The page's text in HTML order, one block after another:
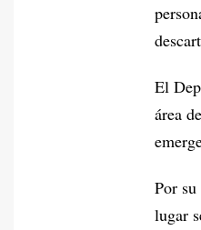
El
área
Por
lugar